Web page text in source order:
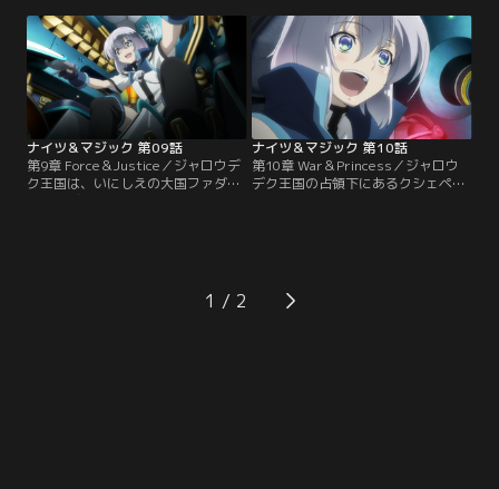
ーシュを、手練れのナイトランナー
集団“アルヴァンズ”に託す。試合は
エルの意表を突く先制攻撃で幕を開
けた。想定外の戦いに、序盤こそ圧
倒されたアルヴァンズだったが…。
り」の野望も潰えてしまう。エルは
奮起し、銀鳳騎士団はただちに出
陣。最後の防衛拠点、アルチュセー
ル山峡関要塞が陥落しようとする瞬
間、勇壮にはためく騎士団旗ととも
にエルたちが到着した。
ナイツ＆マジック 第09話
第9章 Force＆Justice／ジャロウデ
ク王国は、いにしえの大国ファダー
アバーデンの正統な後継者を名乗
船レビテートシップと新型機ティラ
ントーを投入したジャロウデク王国
ナイツ＆マジック 第10話
第10章 War＆Princess／ジャロウ
デク王国の占領下にあるクシェペル
散して捜索に向かい、無事、エレオ
ノーラ王女たちの救出に成功。だが
1